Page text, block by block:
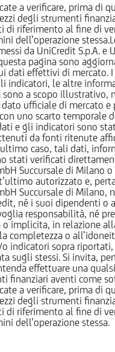
a verificare, prima di
degli strumenti
di riferimento al fine di
dell’operazione
da UniCredit S.p.A. e
pagina sono
dati effettivi di mercato.
indicatori, le altre
a scopo illustrativo,
ufficiale di mercato e
uno scarto temporale
e gli indicatori sono
da fonti ritenute
caso, tali dati,
stati verificati
Succursale di Milano
autorizzato e,
Succursale di Milano,
né i suoi dipendenti o
responsabilità, né
o implicita, in relazione
completezza o
indicatori sopra riportati,
sugli stessi. Si invita,
effettuare una
finanziari aventi come
a verificare, prima di
degli strumenti
di riferimento al fine di
dell’operazione stessa.